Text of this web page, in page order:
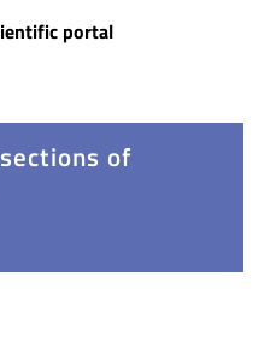
portal
of